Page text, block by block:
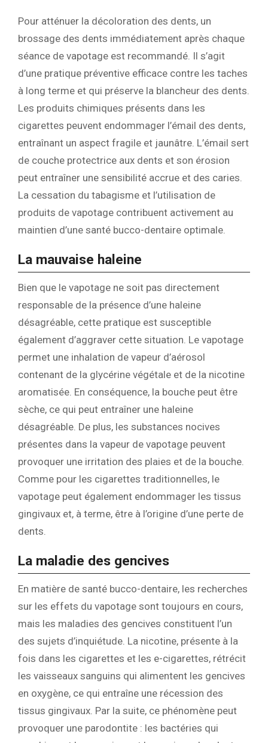
Pour atténuer la décoloration des dents, un
brossage des dents immédiatement après chaque
séance de vapotage est recommandé. Il s’agit
d’une pratique préventive efficace contre les taches
à long terme et qui préserve la blancheur des dents.
Les produits chimiques présents dans les
cigarettes peuvent endommager l’émail des dents,
entraînant un aspect fragile et jaunâtre. L’émail sert
de couche protectrice aux dents et son érosion
peut entraîner une sensibilité accrue et des caries.
La cessation du tabagisme et l’utilisation de
produits de vapotage contribuent activement au
maintien d’une santé bucco-dentaire optimale.
La mauvaise haleine
Bien que le vapotage ne soit pas directement
responsable de la présence d’une haleine
désagréable, cette pratique est susceptible
également d’aggraver cette situation. Le vapotage
permet une inhalation de vapeur d’aérosol
contenant de la glycérine végétale et de la nicotine
aromatisée. En conséquence, la bouche peut être
sèche, ce qui peut entraîner une haleine
désagréable. De plus, les substances nocives
présentes dans la vapeur de vapotage peuvent
provoquer une irritation des plaies et de la bouche.
Comme pour les cigarettes traditionnelles, le
vapotage peut également endommager les tissus
gingivaux et, à terme, être à l’origine d’une perte de
dents.
La maladie des gencives
En matière de santé bucco-dentaire, les recherches
sur les effets du vapotage sont toujours en cours,
mais les maladies des gencives constituent l’un
des sujets d’inquiétude. La nicotine, présente à la
fois dans les cigarettes et les e-cigarettes, rétrécit
les vaisseaux sanguins qui alimentent les gencives
en oxygène, ce qui entraîne une récession des
tissus gingivaux. Par la suite, ce phénomène peut
provoquer une parodontite : les bactéries qui